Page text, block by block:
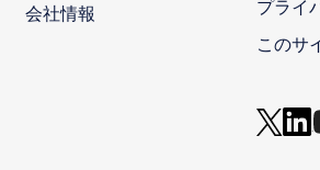
会社情報
プライ
このサ